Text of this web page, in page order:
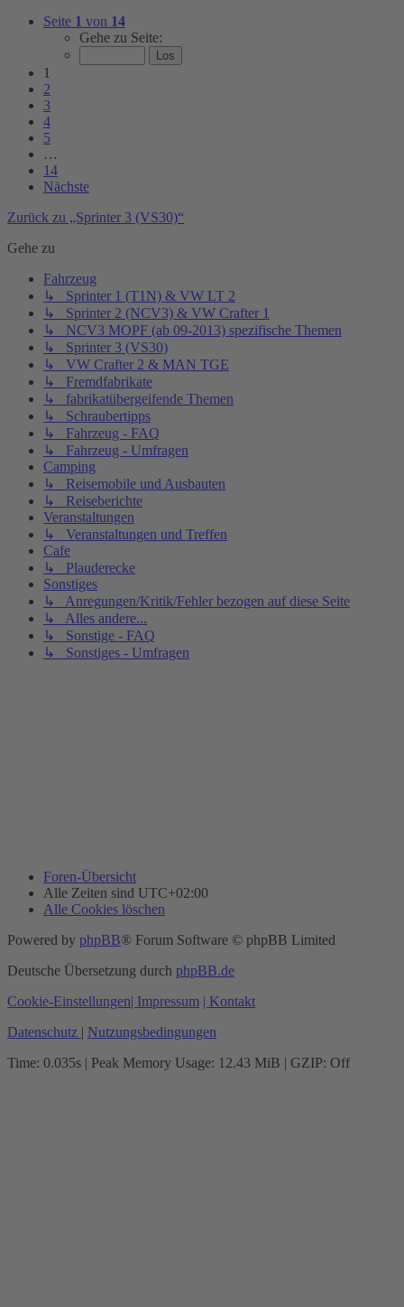
Seite 1 von 14
Gehe zu Seite:
1
2
3
4
5
…
14
Nächste
Zurück zu „Sprinter 3 (VS30)“
Gehe zu
Fahrzeug
↳ Sprinter 1 (T1N) & VW LT 2
↳ Sprinter 2 (NCV3) & VW Crafter 1
↳ NCV3 MOPF (ab 09-2013) spezifische Themen
↳ Sprinter 3 (VS30)
↳ VW Crafter 2 & MAN TGE
↳ Fremdfabrikate
↳ fabrikatübergeifende Themen
↳ Schraubertipps
↳ Fahrzeug - FAQ
↳ Fahrzeug - Umfragen
Camping
↳ Reisemobile und Ausbauten
↳ Reiseberichte
Veranstaltungen
↳ Veranstaltungen und Treffen
Cafe
↳ Plauderecke
Sonstiges
↳ Anregungen/Kritik/Fehler bezogen auf diese Seite
↳ Alles andere...
↳ Sonstige - FAQ
↳ Sonstiges - Umfragen
Foren-Übersicht
Alle Zeiten sind UTC+02:00
Alle Cookies löschen
Powered by phpBB® Forum Software © phpBB Limited
Deutsche Übersetzung durch phpBB.de
Cookie-Einstellungen| Impressum | Kontakt
Datenschutz | Nutzungsbedingungen
Time: 0.035s | Peak Memory Usage: 12.43 MiB | GZIP: Off